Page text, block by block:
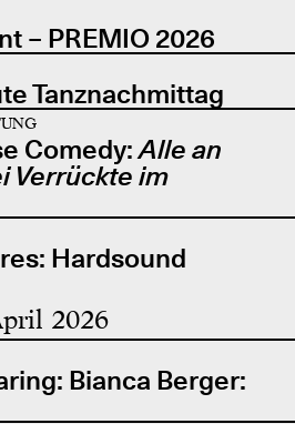
– PREMIO 2026
Tanznachmittag
Comedy:Alle an
Verrückte im
Hardsound
2026
Bianca Berger: